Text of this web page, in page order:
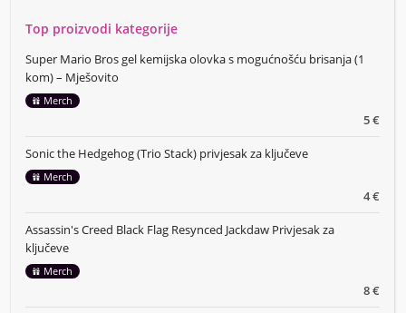
Top proizvodi kategorije
5 €
Super Mario Bros gel kemijska olovka s mogućnošću brisanja (1
kom) – Mješovito
Merch
4 €
Sonic the Hedgehog (Trio Stack) privjesak za ključeve
Merch
8 €
Assassin's Creed Black Flag Resynced Jackdaw Privjesak za
ključeve
Merch